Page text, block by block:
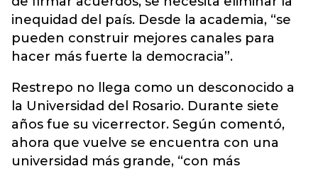
inequidad del país. Desde la academia, “se
pueden construir mejores canales para
hacer más fuerte la democracia”.
Restrepo no llega como un desconocido a
la Universidad del Rosario. Durante siete
años fue su vicerrector. Según comentó,
ahora que vuelve se encuentra con una
universidad más grande, “con más